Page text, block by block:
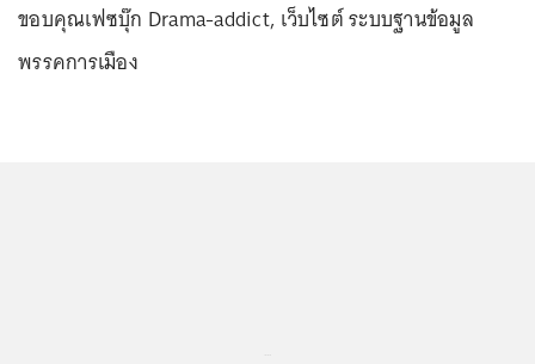
ขอบคุณเฟซบุ๊ก Drama-addict, เว็บไซต์ ระบบฐานข้อมูล
พรรคการเมือง